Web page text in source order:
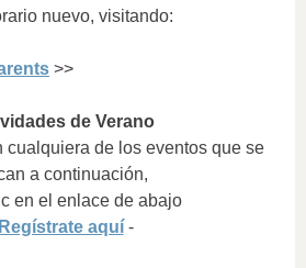
nuevo, visitando:
>>
de Verano
cualquiera de los eventos que se
a continuación,
en el enlace de abajo
Regístrate aquí-